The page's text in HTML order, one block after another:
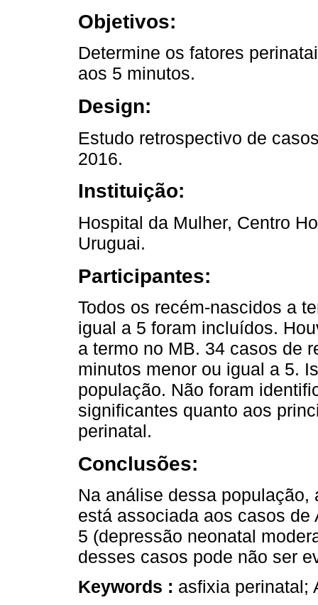
Objetivos:
Determine os fatores
aos 5 minutos.
Design:
Estudo retrospectivo de
2016.
Instituição:
Hospital da Mulher, Centro
Uruguai.
Participantes:
Todos os recém-nascidos a
igual a 5 foram incluídos.
a termo no MB. 34 casos de
minutos menor ou igual a 5.
população. Não foram
significantes quanto aos
perinatal.
Conclusões:
Na análise dessa
está associada aos casos
5 (depressão neonatal
desses casos pode não ser
Keywords : asfixia perinatal;